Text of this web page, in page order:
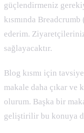
güçlendirmeniz
kısmında
ederim.
sağlayacaktır.
Blog kısmı için
makale daha çıkar ve
olurum. Başka bir
geliştirilir bu konuya